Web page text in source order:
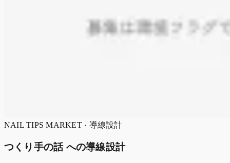
NAIL TIPS MARKET · 導線設計
つくり手の話 への導線設計